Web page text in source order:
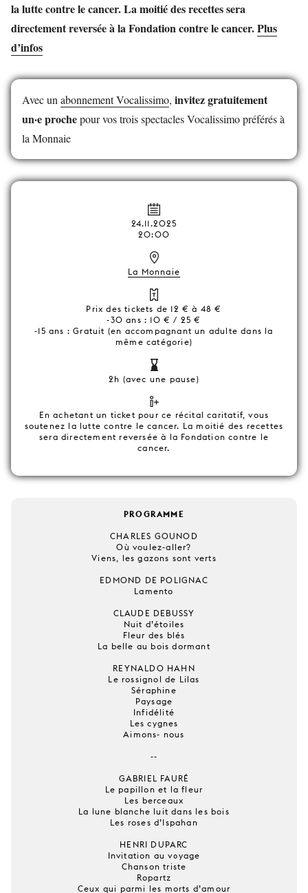
la lutte contre le cancer. La moitié des recettes sera
directement reversée à la Fondation contre le cancer.Plus
d’infos
Avec un abonnement Vocalissimo, invitez gratuitement
un·e prochepour vos trois spectacles Vocalissimo préférés à
la Monnaie
24.11.2025
20:00
La Monnaie
Prix des tickets de 12 € à 48 €
-30 ans : 10 € / 25 €
-15 ans : Gratuit (en accompagnant un adulte dans la
même catégorie)
2h (avec une pause)
En achetant un ticket pour ce récital caritatif, vous
soutenez la lutte contre le cancer. La moitié des recettes
sera directement reversée à la Fondation contre le
cancer.
PROGRAMME
CHARLES GOUNOD
Où voulez-aller?
Viens, les gazons sont verts
EDMOND DE POLIGNAC
Lamento
CLAUDE DEBUSSY
Nuit d’étoiles
Fleur des blés
La belle au bois dormant
REYNALDO HAHN
Le rossignol de Lilas
Séraphine
Paysage
Infidélité
Les cygnes
Aimons- nous
--
GABRIEL FAURÉ
Le papillon et la fleur
Les berceaux
La lune blanche luit dans les bois
Les roses d’Ispahan
HENRI DUPARC
Invitation au voyage
Chanson triste
Ropartz
Ceux qui parmi les morts d’amour